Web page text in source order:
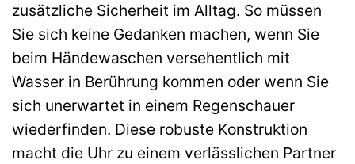
zusätzliche Sicherheit im Alltag. So müssen
Sie sich keine Gedanken machen, wenn Sie
beim Händewaschen versehentlich mit
Wasser in Berührung kommen oder wenn Sie
sich unerwartet in einem Regenschauer
wiederfinden. Diese robuste Konstruktion
macht die Uhr zu einem verlässlichen Partner